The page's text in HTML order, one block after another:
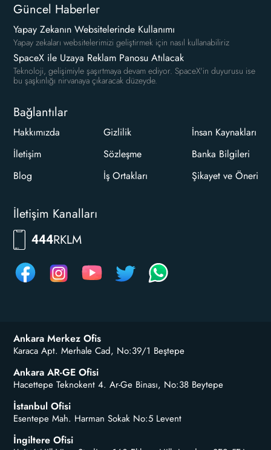
Güncel Haberler
Yapay Zekanın Websitelerinde Kullanımı
Yapay zekaları websitelerimizi geliştirmek için nasıl kullanabiliriz
SpaceX ile Uzaya Reklam Panosu Atılacak
Teknoloji, gelişimiyle şaşırtmaya devam ediyor. SpaceX'in duyurusu ise
bu şaşkınlığı nirvanaya çıkaracak düzeyde.
Bağlantılar
Hakkımızda
İletişim
Blog
Gizlilik
Sözleşme
İş Ortakları
İnsan Kaynakları
Banka Bilgileri
Şikayet ve Öneri
İletişim Kanalları
444RKLM
Ankara Merkez Ofis
Karaca Apt. Merhale Cad, No:39/1 Beştepe
Ankara AR-GE Ofisi
Hacettepe Teknokent 4. Ar-Ge Binası, No:38 Beytepe
İstanbul Ofisi
Esentepe Mah. Harman Sokak No:5 Levent
İngiltere Ofisi